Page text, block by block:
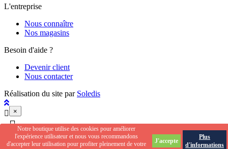
Notre boutique utilise des cookies pour améliorer
l'expérience utilisateur et nous vous recommandons
d'accepter leur utilisation pour profiter pleinement de votre
J'accepte
Plus
d'informations
L'entreprise
Nous connaître
Nos magasins
Besoin d'aide ?
Devenir client
Nous contacter
Réalisation du site par Soledis
 ×
